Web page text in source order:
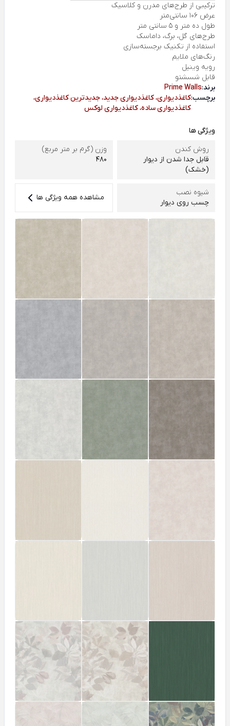
ترکیبی از طرح‌های مدرن و کلاسیک
عرض 106 سانتی‌متر
طول ده متر و 5 سانتی متر
طرح‌های گل، برگ، داماسک
استفاده از تکنیک برجسته‌سازی
رنگ‌های ملایم
رویه وینیل
قابل شسشتو
برند:Prime Walls
برچسب:کاغذدیواری، کاغذدیواری جدید، جدیدترین کاغذدیواری،
کاغذدیواری ساده، کاغذدیواری لوکس
ویژگی ها
روش کندن
قابل جدا شدن از دیوار
(خشک)
وزن (گرم بر متر مربع)
480
شیوه نصب
چسب روی دیوار
مشاهده همه ویژگی ها